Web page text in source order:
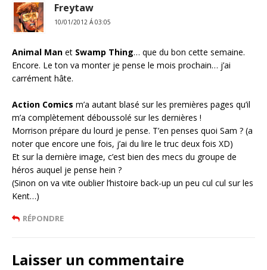
Freytaw
10/01/2012 Á 03:05
Animal Man et Swamp Thing… que du bon cette semaine.
Encore. Le ton va monter je pense le mois prochain… j’ai
carrément hâte.
Action Comics m’a autant blasé sur les premières pages qu’il
m’a complètement déboussolé sur les dernières !
Morrison prépare du lourd je pense. T’en penses quoi Sam ? (a
noter que encore une fois, j’ai du lire le truc deux fois XD)
Et sur la dernière image, c’est bien des mecs du groupe de
héros auquel je pense hein ?
(Sinon on va vite oublier l’histoire back-up un peu cul cul sur les
Kent…)
RÉPONDRE
Laisser un commentaire